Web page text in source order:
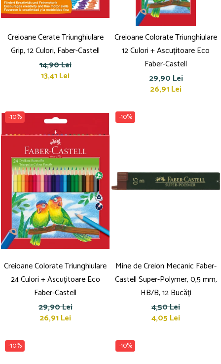
Creioane Cerate Triunghiulare
Grip, 12 Culori, Faber-Castell
14,90 Lei
13,41 Lei
Creioane Colorate Triunghiulare
12 Culori + Ascuțitoare Eco
Faber-Castell
29,90 Lei
26,91 Lei
-10%
Creioane Colorate Triunghiulare
24 Culori + Ascuțitoare Eco
Faber-Castell
29,90 Lei
26,91 Lei
-10%
Mine de Creion Mecanic Faber-
Castell Super-Polymer, 0,5 mm,
HB/B, 12 Bucăți
4,50 Lei
4,05 Lei
-10% -10%